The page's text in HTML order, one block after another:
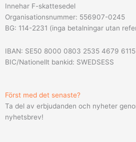
Innehar F-skattesedel
Organisationsnummer: 556907-0245
BG: 114-2231 (inga betalningar utan
IBAN: SE50 8000 0803 2535 4679 6115
BIC/Nationellt bankid: SWEDSESS
Först med det senaste?
Ta del av erbjudanden och nyheter
nyhetsbrev!